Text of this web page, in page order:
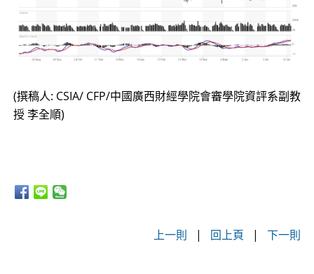
(撰稿人: CSIA/ CFP/中國廣西財經學院會審學院資評系副教
授 李全順)
上一則 | 回上頁 |下一則